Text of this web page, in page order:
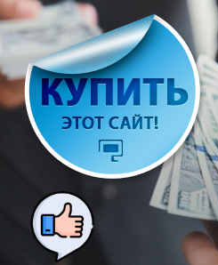
Перейти
содержимому